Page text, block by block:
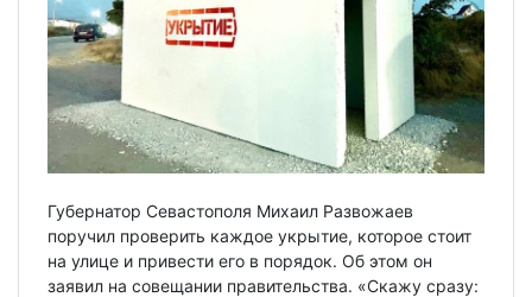
Губернатор Севастополя Михаил Развожаев
поручил проверить каждое укрытие, которое стоит
на улице и привести его в порядок. Об этом он
заявил на совещании правительства. «Скажу сразу: